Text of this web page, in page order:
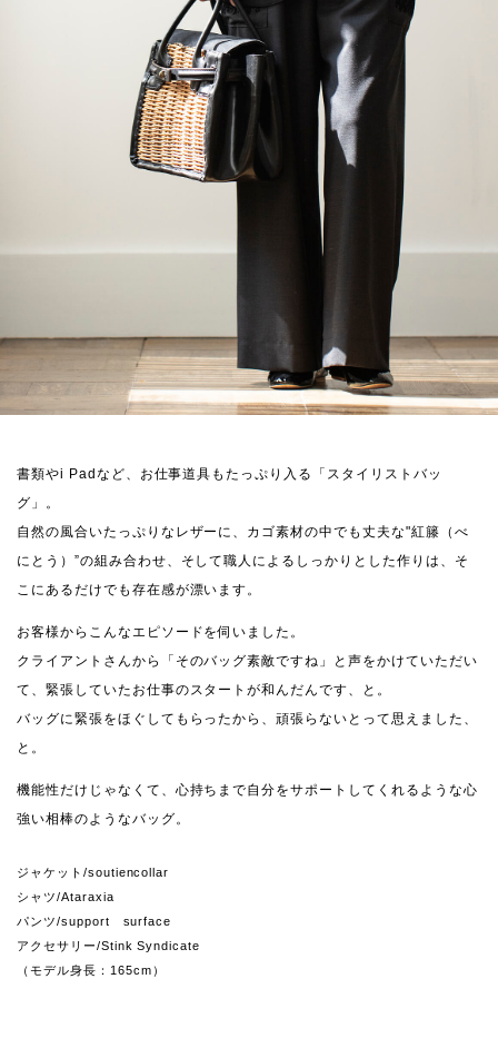
書類やi Padなど、お仕事道具もたっぷり入る「スタイリストバッ
グ」。
自然の風合いたっぷりなレザーに、カゴ素材の中でも丈夫な"紅籐（べ
にとう）”の組み合わせ、そして職人によるしっかりとした作りは、そ
こにあるだけでも存在感が漂います。
お客様からこんなエピソードを伺いました。
クライアントさんから「そのバッグ素敵ですね」と声をかけていただい
て、緊張していたお仕事のスタートが和んだんです、と。
バッグに緊張をほぐしてもらったから、頑張らないとって思えました、
と。
機能性だけじゃなくて、心持ちまで自分をサポートしてくれるような心
強い相棒のようなバッグ。
ジャケット /soutiencollar
シャツ/Ataraxia
パンツ/support surface
アクセサリー/Stink Syndicate
（モデル身長：165cm）